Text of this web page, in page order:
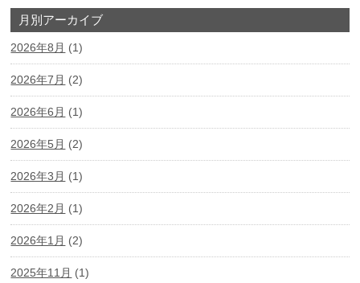
月別アーカイブ
2026年8月 (1)
2026年7月 (2)
2026年6月 (1)
2026年5月 (2)
2026年3月 (1)
2026年2月 (1)
2026年1月 (2)
2025年11月 (1)